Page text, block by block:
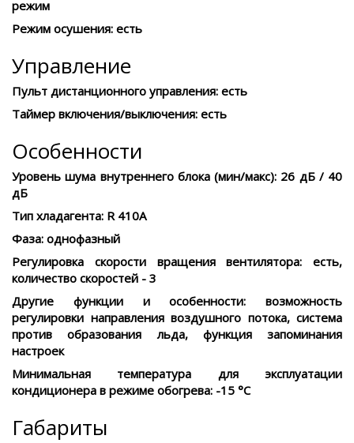
режим
Режим осушения: есть
Управление
Пульт дистанционного управления: есть
Таймер включения/выключения: есть
Особенности
Уровень шума внутреннего блока (мин/макс): 26 дБ / 40
дБ
Тип хладагента: R 410A
Фаза: однофазный
Регулировка скорости вращения вентилятора: есть,
количество скоростей - 3
Другие функции и особенности: возможность
регулировки направления воздушного потока, система
против образования льда, функция запоминания
настроек
Минимальная температура для эксплуатации
кондиционера в режиме обогрева: -15 °С
Габариты